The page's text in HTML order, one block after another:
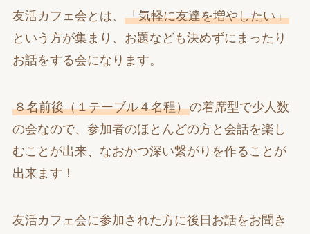
友活カフェ会とは、 「気軽に友達を増やしたい」
という方が集まり、お題なども決めずにまったり
お話をする会になります。
８名前後（１テーブル４名程）の着席型で少人数
の会なので、参加者のほとんどの方と会話を楽し
むことが出来、なおかつ深い繋がりを作ることが
出来ます！
友活カフェ会に参加された方に後日お話をお聞き